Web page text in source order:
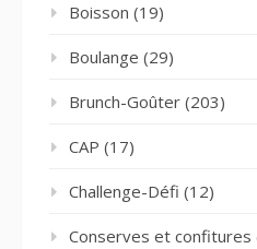
Boisson (19)
Boulange (29)
Brunch-Goûter (203)
CAP (17)
Challenge-Défi (12)
Conserves et confitures